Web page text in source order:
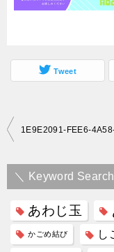
Tweet
投
ナ
ゲ
ー
＼ Keyword
あわじ玉
かごめ結び し